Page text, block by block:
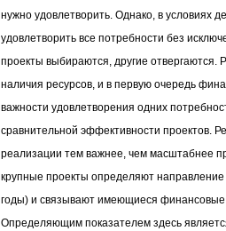
нужно удовлетворить. Однако, в условиях
удовлетворить все потребности без
проекты выбираются, другие
наличия ресурсов, и в первую очередь
важности удовлетворения одних
сравнительной эффективности проектов.
реализации тем важнее, чем масштабнее
крупные проекты определяют
годы) и связывают имеющиеся
Определяющим показателем здесь